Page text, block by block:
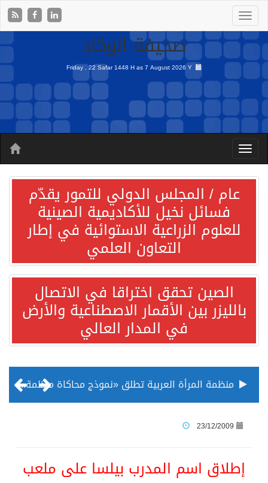
صحيفة الوكاد
Friday , 22 Safar 1448 H as7 August 2026 Y
عام / المجلس الدولي للتمور يقدّم
فسائل نخيل للأكاديمية الصينية
للعلوم الزراعية الاستوائية في إطار
التعاون العلمي
الصين تحقق اختراقا في الاتصال
بالليزر بين الأقمار الاصطناعية والأرض
في المدار العالي
منظمة المرأة العربية تطلق «نموذج محاكاة منظمة المرأة العربية للشباب» بمشاركة 10 دول عربية..غدًا
23/12/2009
إطلاق اسم المدرب بيلسا على ملعب